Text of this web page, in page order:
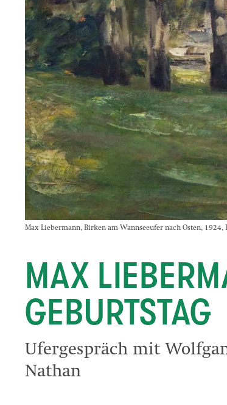
Max Liebermann, Birken am Wannseeufer nach Osten,
MAX
GEBURTSTAG
Ufergespräch mit
Nathan